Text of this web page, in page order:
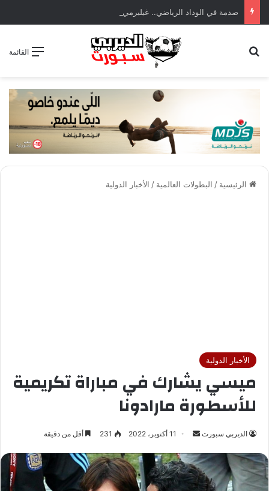
القائمة
الرئيسية / البطولات العالمية / الأخبار الدولية
الأخبار الدولية
ميسي يشارك في مباراة تكريمية
للأسطورة مارادونا
الديربي سبورت
س
ل
11 أكتوبر، 2022 231 أقل من دقيقة